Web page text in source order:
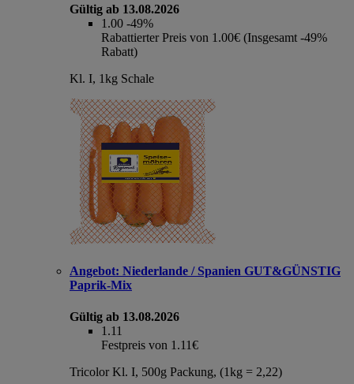
Gültig ab 13.08.2026
1.00 -49%
Rabattierter Preis von 1.00€ (Insgesamt -49%
Rabatt)
Kl. I, 1kg Schale
Angebot: Niederlande / Spanien GUT&GÜNSTIG
Paprik-Mix
Gültig ab 13.08.2026
1.11
Festpreis von 1.11€
Tricolor Kl. I, 500g Packung, (1kg = 2,22)